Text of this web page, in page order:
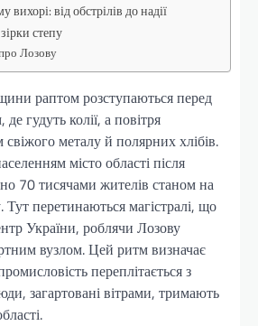
вихорі: від обстрілів до надії
степу
Лозову
раптом розступаються перед
гудуть колії, а повітря
металу й полярних хлібів.
місто області після
70 тисячами жителів станом на
перетинаються магістралі, що
України, роблячи Лозову
вузлом. Цей ритм визначає
переплітається з
загартовані вітрами, тримають